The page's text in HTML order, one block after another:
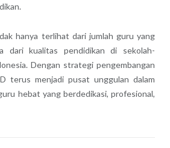
hanya terlihat dari jumlah guru yang
dari kualitas pendidikan di sekolah-
Dengan strategi pengembangan
terus menjadi pusat unggulan dalam
hebat yang berdedikasi, profesional,